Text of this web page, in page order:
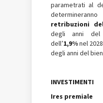
parametrati al
retribuzioni
degli anni del
dell’1,9%nel
degli anni del
INVESTIMENTI
Ires premiale